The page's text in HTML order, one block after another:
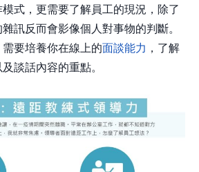
式，更需要了解員工的現況，除了
訊反而會影像個人對事物的判斷。
要培養你在線上的面談能力 ，了解
談話內容的重點。